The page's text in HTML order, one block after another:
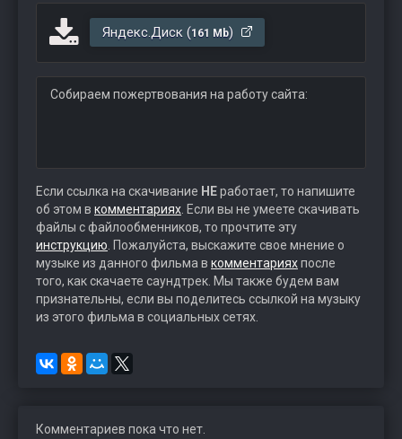
Яндекс.Диск (161 Mb)
Собираем пожертвования на работу сайта:
Если ссылка на скачивание НЕработает, то напишите
об этом в комментариях . Если вы не умеете скачивать
файлы с файлообменников, то прочтите эту
инструкцию . Пожалуйста, выскажите свое мнение о
музыке из данного фильма в комментарияхпосле
того, как скачаете саундтрек. Мы также будем вам
признательны, если вы поделитесь ссылкой на музыку
из этого фильма в социальных сетях.
Комментариев пока что нет.